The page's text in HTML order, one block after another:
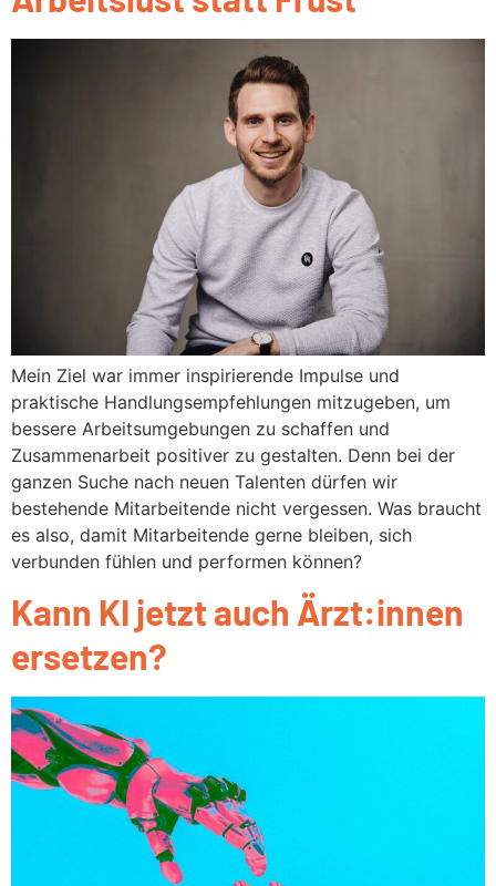
Mein Ziel war immer inspirierende Impulse und
praktische Handlungsempfehlungen mitzugeben, um
bessere Arbeitsumgebungen zu schaffen und
Zusammenarbeit positiver zu gestalten. Denn bei der
ganzen Suche nach neuen Talenten dürfen wir
bestehende Mitarbeitende nicht vergessen. Was braucht
es also, damit Mitarbeitende gerne bleiben, sich
verbunden fühlen und performen können?
Kann KI jetzt auch Ärzt:innen
ersetzen?